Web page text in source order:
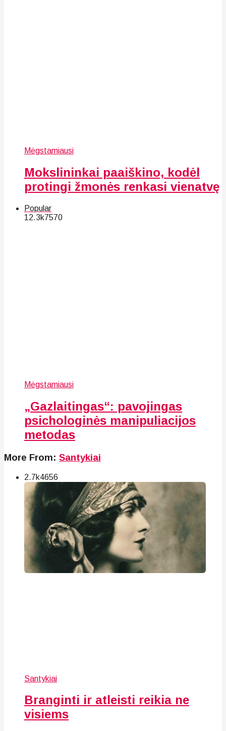
Mėgstamiausi
Mokslininkai paaiškino, kodėl
protingi žmonės renkasi vienatvę
Popular
12.3k7570
Mėgstamiausi
„Gazlaitingas“: pavojingas
psichologinės manipuliacijos
metodas
More From: Santykiai
2.7k4656
Santykiai
Branginti ir atleisti reikia ne
visiems